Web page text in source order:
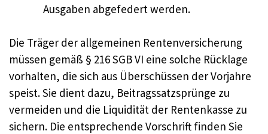
Ausgaben abgefedert werden.
Die Träger der allgemeinen Rentenversicherung
müssen gemäß § 216 SGB VI eine solche Rücklage
vorhalten, die sich aus Überschüssen der Vorjahre
speist. Sie dient dazu, Beitragssatzsprünge zu
vermeiden und die Liquidität der Rentenkasse zu
sichern. Die entsprechende Vorschrift finden Sie